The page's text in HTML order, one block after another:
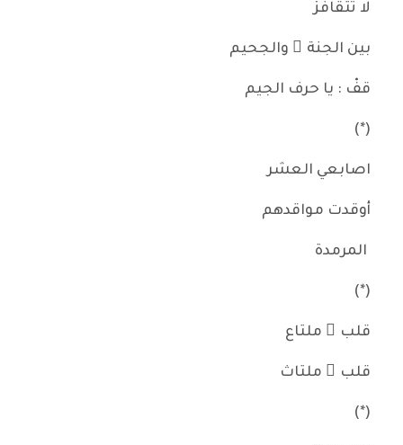
لا تتقافز
بين الجنة ِ والجحيم
قفْ : يا حرف الجيم
(*)
اصابعي العشر
أوقدت مواقدهم
المرمدة
(*)
قلب ٌ ملتاع
قلب ٌ ملتاث
(*)